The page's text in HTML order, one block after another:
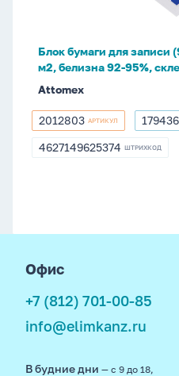
м2,
белизна
92-
95%,
склейка
Блок бумаги для записи
м2, белизна 92-95%,
Attomex
2012803
2012803 АРТИКУЛ 179436
4627149625374
4627149625374 ШТРИХКОД
Офис
+7 (812) 701-00-85
info@elimkanz.ru
В будние дни — с 9 до 18,